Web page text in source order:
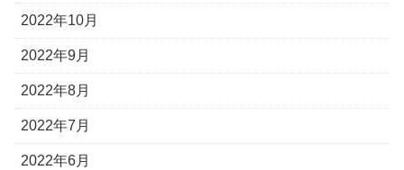
2022年10月
2022年9月
2022年8月
2022年7月
2022年6月